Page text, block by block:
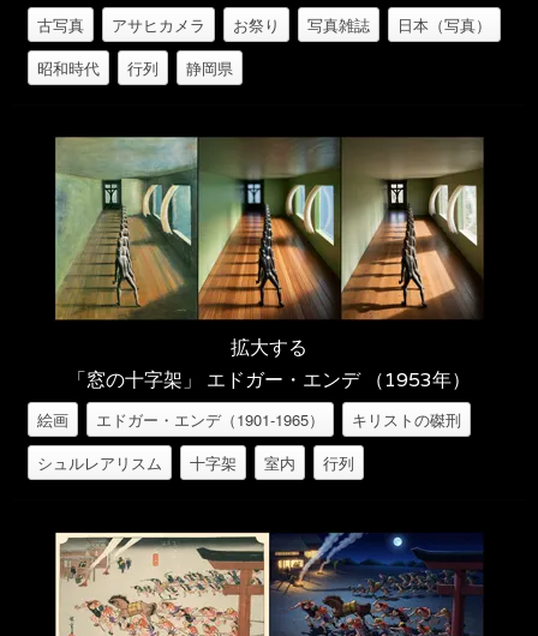
古写真 アサヒカメラ お祭り 写真雑誌
日本（写真）
昭和時代
行列 静岡県
拡大する
「窓の十字架」 エドガー・エンデ （1953年）
絵画 エドガー・エンデ（1901-1965）
キリストの磔刑
シュルレアリスム
十字架 室内 行列